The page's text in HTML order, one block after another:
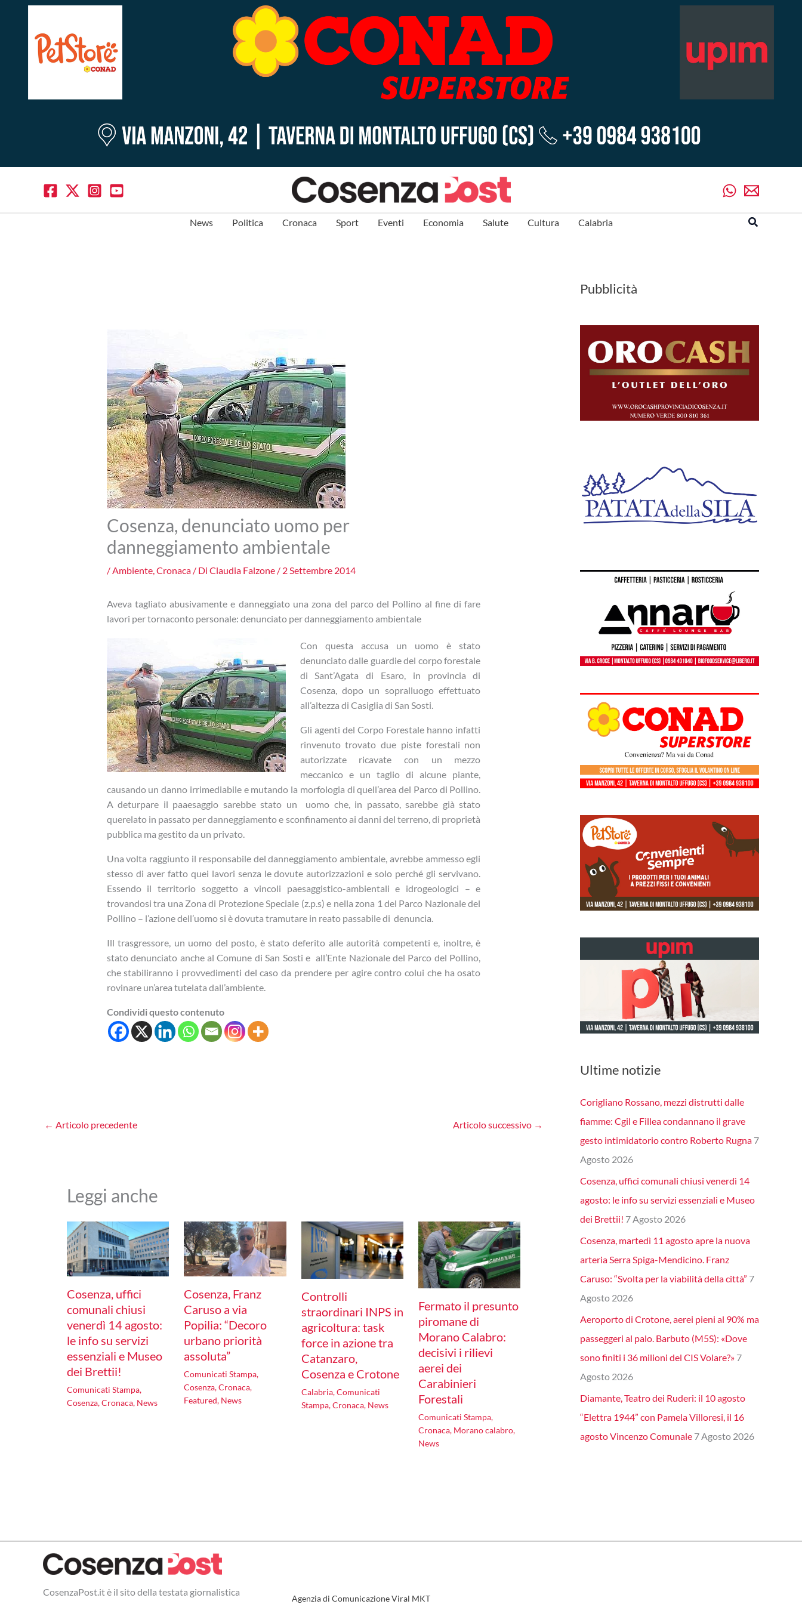
News Politica Cronaca Sport Eventi Economia Salute Cultura Calabria Cerca
Cosenza, denunciato uomo per
danneggiamento ambientale
/Ambiente,Cronaca/ Di Claudia Falzone / 2 Settembre 2014
Aveva tagliato abusivamente e danneggiato una zona del parco del Pollino al fine di fare
lavori per tornaconto personale: denunciato per danneggiamento ambientale
Con questa accusa un uomo è stato
denunciato dalle guardie del corpo forestale
di Sant’Agata di Esaro, in provincia di
Cosenza, dopo un sopralluogo effettuato
all’altezza di Casiglia di San Sosti.
Gli agenti del Corpo Forestale hanno infatti
rinvenuto trovato due piste forestali non
autorizzate ricavate con un mezzo
meccanico e un taglio di alcune piante,
causando un danno irrimediabile e mutando la morfologia di quell’area del Parco di Pollino.
A deturpare il paaesaggio sarebbe stato un uomo che, in passato, sarebbe già stato
querelato in passato per danneggiamento e sconfinamento ai danni del terreno, di proprietà
pubblica ma gestito da un privato.
Una volta raggiunto il responsabile del danneggiamento ambientale, avrebbe ammesso egli
stesso di aver fatto quei lavori senza le dovute autorizzazioni e solo perché gli servivano.
Essendo il territorio soggetto a vincoli paesaggistico-ambientali e idrogeologici – e
trovandosi tra una Zona di Protezione Speciale (z.p.s) e nella zona 1 del Parco Nazionale del
Pollino – l’azione dell’uomo si è dovuta tramutare in reato passabile di denuncia.
Ill trasgressore, un uomo del posto, è stato deferito alle autorità competenti e, inoltre, è
stato denunciato anche al Comune di San Sosti e all’Ente Nazionale del Parco del Pollino,
che stabiliranno i provvedimenti del caso da prendere per agire contro colui che ha osato
rovinare un’area tutelata dall’ambiente.
Condividi questo contenuto
← Articolo precedente Articolo successivo →
Leggi anche
Cosenza, uffici
comunali chiusi
venerdì 14 agosto:
le info su servizi
essenziali e Museo
dei Brettii!
Comunicati Stampa,
Cosenza,Cronaca, News
Cosenza, Franz
Caruso a via
Popilia: “Decoro
urbano priorità
assoluta”
Comunicati Stampa,
Cosenza,Cronaca,
Featured, News
Controlli
straordinari INPS in
agricoltura: task
force in azione tra
Catanzaro,
Cosenza e Crotone
Calabria,Comunicati
Stampa,Cronaca, News
Fermato il presunto
piromane di
Morano Calabro:
decisivi i rilievi
aerei dei
Carabinieri
Forestali
Comunicati Stampa,
Cronaca, Morano calabro,
News
Pubblicità
Ultime notizie
Corigliano Rossano, mezzi distrutti dalle
fiamme: Cgil e Fillea condannano il grave
gesto intimidatorio contro Roberto Rugna 7
Agosto 2026
Cosenza, uffici comunali chiusi venerdì 14
agosto: le info su servizi essenziali e Museo
dei Brettii! 7 Agosto 2026
Cosenza, martedì 11 agosto apre la nuova
arteria Serra Spiga-Mendicino. Franz
Caruso: “Svolta per la viabilità della città” 7
Agosto 2026
Aeroporto di Crotone, aerei pieni al 90% ma
passeggeri al palo. Barbuto (M5S): «Dove
sono finiti i 36 milioni del CIS Volare?» 7
Agosto 2026
Diamante, Teatro dei Ruderi: il 10 agosto
“Elettra 1944” con Pamela Villoresi, il 16
agosto Vincenzo Comunale 7 Agosto 2026
CosenzaPost.it è il sito della testata giornalistica
Agenzia di Comunicazione Viral MKT